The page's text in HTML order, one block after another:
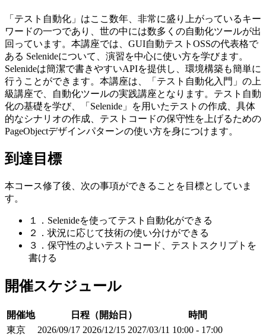
「テスト自動化」はここ数年、非常に盛り上がっているキー
ワードの一つであり、世の中には数多くの自動化ツールが出
回っています。本講座では、GUI自動テストOSSの代表格で
ある Selenideについて、演習を中心に使い方を学びます。
Selenideは簡潔で書きやすいAPIを提供し、環境構築も簡単に
行うことができます。本講座は、「テスト自動化入門」の上
級講座で、自動化ツールの実践講座となります。テスト自動
化の基礎を学び、「Selenide」を用いたテストの作成、具体
的なシナリオの作成、テストコードの保守性を上げるための
PageObjectデザインパターンの使い方を身につけます。
到達目標
本コース修了後、次の事項ができることを目標としていま
す。
１．Selenideを使ってテスト自動化ができる
２．状況に応じて技術の使い分けができる
３．保守性のよいテストコード、テストスクリプトを
書ける
開催スケジュール
開催地 日程（開始日）
時間
東京
2026/09/17 2026/12/15 2027/03/11 10:00 - 17:00